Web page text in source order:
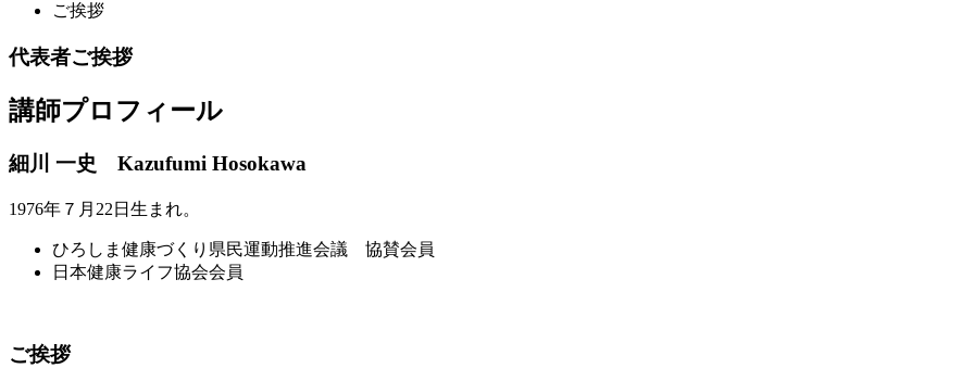
ご挨拶
代表者ご挨拶
講師プロフィール
細川 一史 Kazufumi Hosokawa
1976年７月22日生まれ。
ひろしま健康づくり県民運動推進会議 協賛会員
日本健康ライフ協会会員
ご挨拶